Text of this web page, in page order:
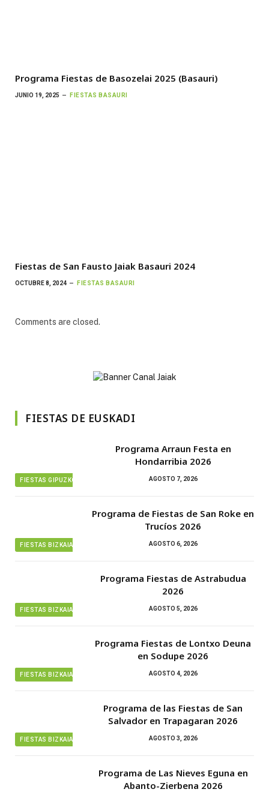
Programa Fiestas de Basozelai 2025 (Basauri)
JUNIO 19, 2025 FIESTAS BASAURI
Fiestas de San Fausto Jaiak Basauri 2024
OCTUBRE 8, 2024 FIESTAS BASAURI
Comments are closed.
FIESTAS DE EUSKADI
FIESTAS GIPUZKOA
Programa Arraun Festa en
Hondarribia 2026
AGOSTO 7, 2026
FIESTAS BIZKAIA
Programa de Fiestas de San Roke en
Trucíos 2026
AGOSTO 6, 2026
FIESTAS BIZKAIA
Programa Fiestas de Astrabudua
2026
AGOSTO 5, 2026
FIESTAS BIZKAIA
Programa Fiestas de Lontxo Deuna
en Sodupe 2026
AGOSTO 4, 2026
FIESTAS BIZKAIA
Programa de las Fiestas de San
Salvador en Trapagaran 2026
AGOSTO 3, 2026
Programa de Las Nieves Eguna en
Abanto-Zierbena 2026